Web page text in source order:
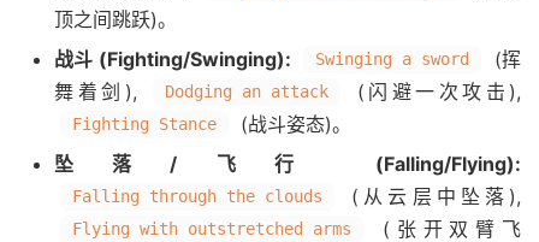
顶之间跳跃)。
战斗 (Fighting/Swinging):
Swinging a sword
(挥
舞着剑),
Dodging an attack (闪避一次攻击),
Fighting Stance
(战斗姿态)。
坠落/飞行 (Falling/Flying):
Falling through the clouds (从云层中坠落),
Flying with outstretched arms
(张开双臂飞